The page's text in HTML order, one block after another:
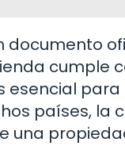
documento
cumple
esencial
países, la
una